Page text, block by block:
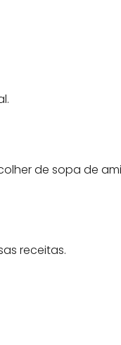
de sopa de
receitas.